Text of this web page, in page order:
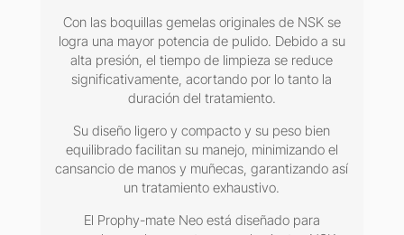
Con las boquillas gemelas originales de NSK se
logra una mayor potencia de pulido. Debido a su
alta presión, el tiempo de limpieza se reduce
significativamente, acortando por lo tanto la
duración del tratamiento.
Su diseño ligero y compacto y su peso bien
equilibrado facilitan su manejo, minimizando el
cansancio de manos y muñecas, garantizando así
un tratamiento exhaustivo.
El Prophy-mate Neo está diseñado para